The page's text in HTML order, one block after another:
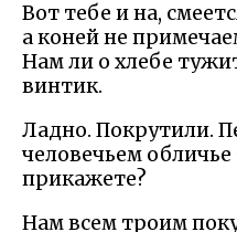
Вот тебе и на,
а коней не
Нам ли о хлебе
винтик.
Ладно. Покрутили.
человечьем обличье
прикажете?
Нам всем троим